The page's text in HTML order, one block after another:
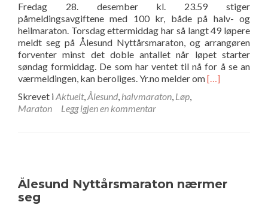
Fredag 28. desember kl. 23.59 stiger
påmeldingsavgiftene med 100 kr, både på halv- og
heilmaraton. Torsdag ettermiddag har så langt 49 løpere
meldt seg på Ålesund Nyttårsmaraton, og arrangøren
forventer minst det doble antallet når løpet starter
søndag formiddag. De som har ventet til nå for å se an
værmeldingen, kan beroliges. Yr.no melder omLes
[…]
Skrevet iAktuelt,Ålesund, halvmaraton, Løp,
Maraton
Legg igjen en kommentar
Ålesund Nyttårsmaraton nærmer
seg